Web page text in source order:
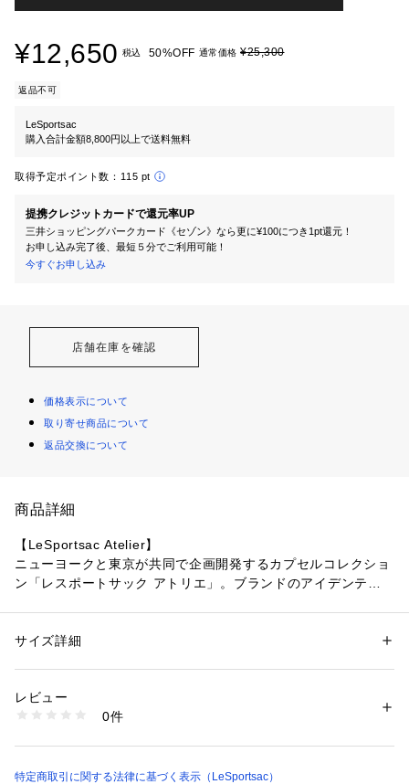
¥12,650 税込 50%OFF 通常価格 ¥25,300
返品不可
LeSportsac
購入合計金額8,800円以上で送料無料
取得予定ポイント数： 115 pt
提携クレジットカードで還元率UP
三井ショッピングパークカード《セゾン》なら更に¥100につき1pt還元！
お申し込み完了後、最短５分でご利用可能！
今すぐお申し込み
店舗在庫を確認
価格表示について
取り寄せ商品について
返品交換について
商品詳細
【LeSportsac Atelier】
ニューヨークと東京が共同で企画開発するカプセルコレクショ
ン「レスポートサック アトリエ」。ブランドのアイデンティ
セント。ちらっと見える裏地のゼブラ柄もポイントです。
ッグ。シンセティックレザー（合皮）ハンドルを使用し、カジ
性別：レディース
素材：ナイロン
商品番号：
1061HB87 （ショップ）
サイズ詳細
レビュー
0件
特定商取引に関する法律に基づく表示（LeSportsac）